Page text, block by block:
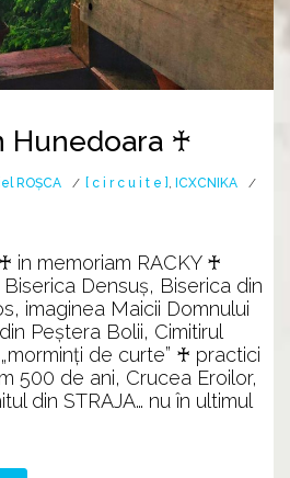
Hunedoara ♰
ROȘCA [ c i r c u i t e ] ICXCNIKA
in memoriam RACKY ♰
Densuş, Biserica din
imaginea Maicii Domnului
Peștera Bolii, Cimitirul
„morminți de curte” ♰ practici
500 de ani, Crucea Eroilor,
din STRAJA… nu în ultimul